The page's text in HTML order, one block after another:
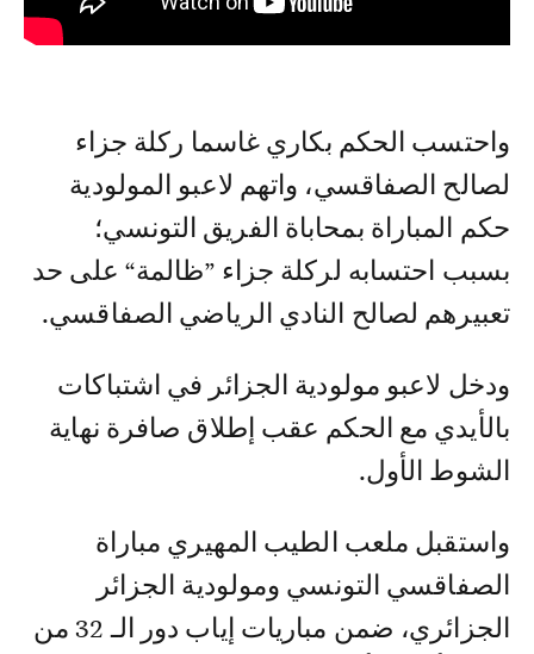
واحتسب الحكم بكاري غاسما ركلة جزاء
لصالح الصفاقسي، واتهم لاعبو المولودية
حكم المباراة بمحاباة الفريق التونسي؛
بسبب احتسابه لركلة جزاء ”ظالمة“ على حد
تعبيرهم لصالح النادي الرياضي الصفاقسي.
ودخل لاعبو مولودية الجزائر في اشتباكات
بالأيدي مع الحكم عقب إطلاق صافرة نهاية
الشوط الأول.
واستقبل ملعب الطيب المهيري مباراة
الصفاقسي التونسي ومولودية الجزائر
الجزائري، ضمن مباريات إياب دور الـ 32 من